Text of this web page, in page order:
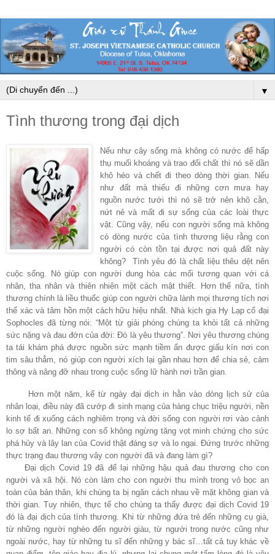
▼
Tình thương trong đại dịch
Nếu như cây sống mà không có nước để hấp
thụ muối khoáng và trao đổi chất thì nó sẽ dần
khô héo và chết đi theo dòng thời gian. Nếu
như đất mà thiếu đi những cơn mưa hay
nguồn nước tưới thì nó sẽ trở nên khô cằn,
nứt nẻ và mất đi sự sống của các loài thực
vật. Cũng vậy, nếu con người sống mà không
có dòng nước của tình thương liệu rằng con
người có còn tồn tại được nơi quả đất này
không? Tình yêu đó là chất liệu thêu dệt nên
cuộc sống. Nó giúp con người dung hòa các mối tương quan với cá
nhân, tha nhân và thiên nhiên một cách mật thiết. Hơn thế nữa, tình
thương chính là liều thuốc giúp con người chữa lành mọi thương tích nơi
thể xác và tâm hồn một cách hữu hiệu nhất. Nhà kịch gia Hy Lạp cổ đại
Sophocles đã từng nói: “Một từ giải phóng chúng ta khỏi tất cả những
sức nặng và đau đớn của đời: Đó là yêu thương”. Nơi yêu thương chúng
ta tái khám phá được nguồn sức mạnh tiềm ẩn được giấu kín nơi con
tim sâu thẳm, nó giúp con người xích lại gần nhau hơn để chia sẻ, cảm
thông và nâng đỡ nhau trong cuộc sống lữ hành nơi trần gian.
Hơn một năm, kể từ ngày đại dịch in hằn vào dòng lịch sử của
nhân loại, điều này đã cướp đi sinh mạng của hàng chục triệu người, nền
kinh tế đi xuống cách nghiêm trọng và đời sống con người rơi vào cảnh
lo sợ bất an. Những con số không ngừng tăng vọt minh chứng cho sức
phá hủy và lây lan của Covid thật đáng sợ và lo ngại. Đứng trước những
thực trạng đau thương vậy con người đã và đang làm gì?
Đại dịch Covid 19 đã để lại những hậu quả đau thương cho con
người và xã hội. Nó còn làm cho con người thu mình trong vỏ bọc an
toàn của bản thân, khi chúng ta bị ngăn cách nhau về mặt không gian và
thời gian. Tuy nhiên, thực tế cho chúng ta thấy được đại dịch Covid 19
đó là đại dịch của tình thương. Khi từ những đứa trẻ đến những cụ già,
từ những người nghèo đến người giàu, từ người trong nước cũng như
ngoài nước, hay từ những tu sĩ đến những y bác sĩ…tất cả tuy khác về